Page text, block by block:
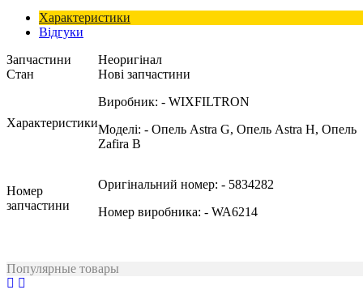
Характеристики
Відгуки
Запчастини
Неоригінал
Стан
Нові запчастини
Характеристики
Виробник: - WIXFILTRON
Моделі: - Опель Astra G, Опель Astra H, Опель
Zafira B
Номер
запчастини
Оригінальний номер: - 5834282
Номер виробника: - WA6214
Популярные товары